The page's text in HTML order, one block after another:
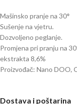
Mašinsko pranje na 30°
Sušenje na vjetru.
Dozvoljeno peglanje.
Promjena pri pranju na
ekstrakta 8,6%
Proizvođač: Nano DOO,
Dostava i poštarina